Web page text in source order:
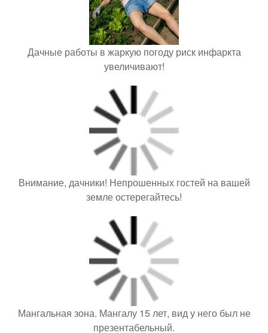
Дачные работы в жаркую погоду риск инфаркта
увеличивают!
Внимание, дачники! Непрошенных гостей на вашей
земле остерегайтесь!
Мангальная зона. Мангалу 15 лет, вид у него был не
презентабельный.